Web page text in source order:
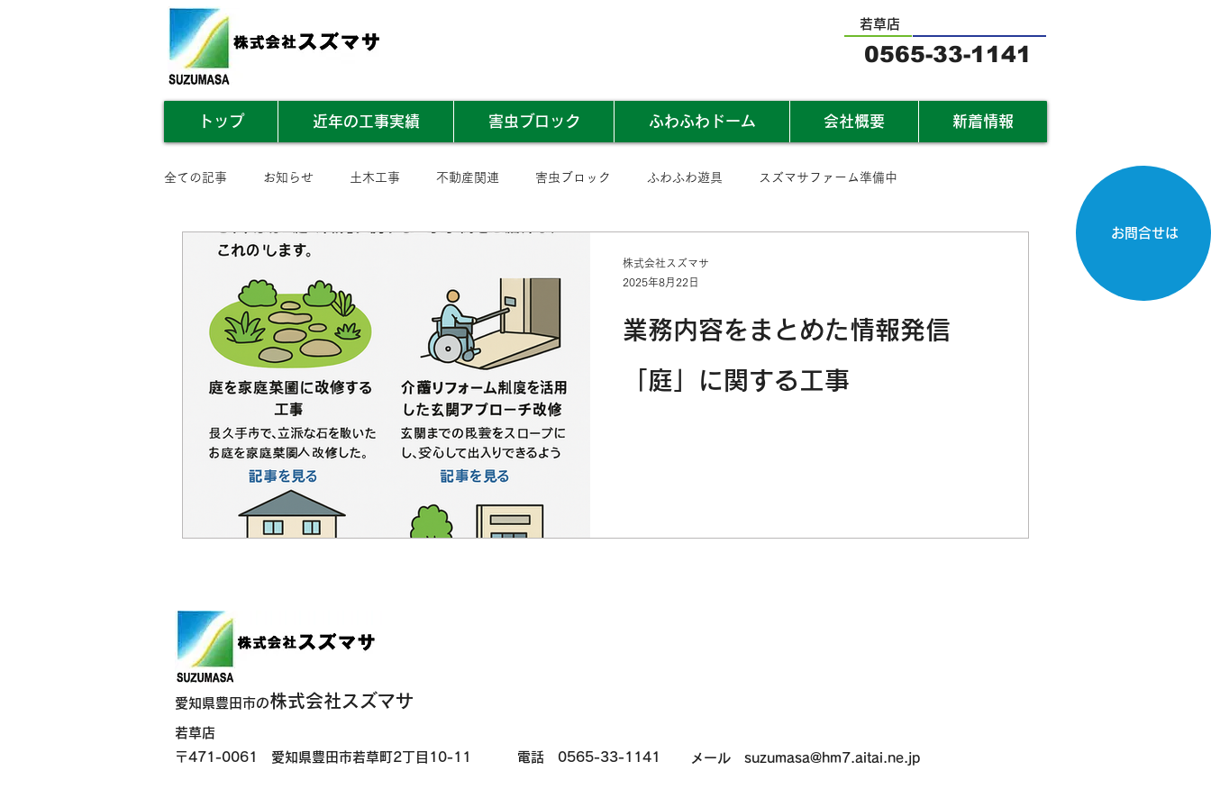
お問合せは
若草店
0565-33-1141
トップ 近年の工事実績 害虫ブロック ふわふわドーム 会社概要 新着情報
全ての記事 お知らせ 土木工事 不動産関連 害虫ブロック ふわふわ遊具 スズマサファーム準備中
業務内容まとめ
業務内容をまとめた情報発信
「庭」に関する工事
株式会社スズマサ
2025年8月22日
愛知県豊田市の株式会社スズマサ
若草店
〒471-0061 愛知県豊田市若草町2丁目10-11
電話 0565-33-1141 メール suzumasa@hm7.aitai.ne.jp